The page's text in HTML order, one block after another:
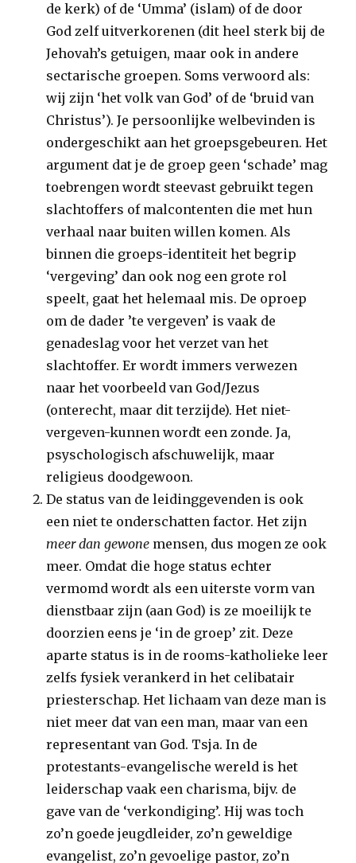
de kerk) of de ‘Umma’ (islam) of de door
God zelf uitverkorenen (dit heel sterk bij de
Jehovah’s getuigen, maar ook in andere
sectarische groepen. Soms verwoord als:
wij zijn ‘het volk van God’ of de ‘bruid van
Christus’). Je persoonlijke welbevinden is
ondergeschikt aan het groepsgebeuren. Het
argument dat je de groep geen ‘schade’ mag
toebrengen wordt steevast gebruikt tegen
slachtoffers of malcontenten die met hun
verhaal naar buiten willen komen. Als
binnen die groeps-identiteit het begrip
‘vergeving’ dan ook nog een grote rol
speelt, gaat het helemaal mis. De oproep
om de dader ’te vergeven’ is vaak de
genadeslag voor het verzet van het
slachtoffer. Er wordt immers verwezen
naar het voorbeeld van God/Jezus
(onterecht, maar dit terzijde). Het niet-
vergeven-kunnen wordt een zonde. Ja,
psyschologisch afschuwelijk, maar
religieus doodgewoon.
De status van de leidinggevenden is ook
een niet te onderschatten factor. Het zijn
meer dan gewone mensen, dus mogen ze ook
meer. Omdat die hoge status echter
vermomd wordt als een uiterste vorm van
dienstbaar zijn (aan God) is ze moeilijk te
doorzien eens je ‘in de groep’ zit. Deze
aparte status is in de rooms-katholieke leer
zelfs fysiek verankerd in het celibatair
priesterschap. Het lichaam van deze man is
niet meer dat van een man, maar van een
representant van God. Tsja. In de
protestants-evangelische wereld is het
leiderschap vaak een charisma, bijv. de
gave van de ‘verkondiging’. Hij was toch
zo’n goede jeugdleider, zo’n geweldige
evangelist, zo’n gevoelige pastor, zo’n